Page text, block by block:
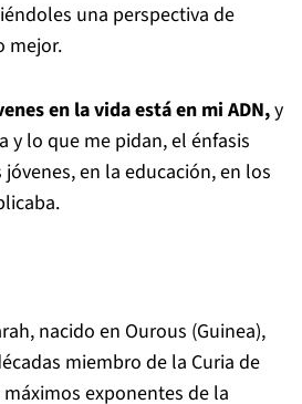
una perspectiva de
mejor.
en la vida está en mi ADN,y
y lo que me pidan, el énfasis
en la educación, en los
nacido en Ourous (Guinea),
miembro de la Curia de
exponentes de la